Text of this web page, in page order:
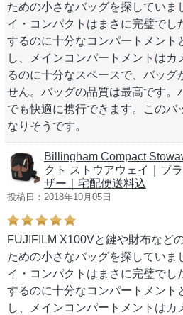
ための小さなバッグを探していま
イ・コンパクトはまさに完璧でし
するのに十分なコンパートメント
し、メインコンパートメントはカ
るのに十分なスペースで、バッグ
せん。バッグの品質は最高です。
でも快適に携行できます。このバ
なりそうです。
Billingham Compact
クト ストウアウェイ｜ブ
ザー｜宅配便送料込
投稿日：2018年10月05日
FUJIFILM X100Vと鍵や財布など
ための小さなバッグを探していま
イ・コンパクトはまさに完璧でし
するのに十分なコンパートメント
し、メインコンパートメントはカ